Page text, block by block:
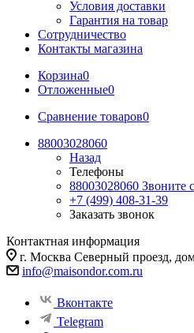
Условия доставки
Гарантия на товар
Сотрудничество
Контакты магазина
Корзина0
Отложенные0
Сравнение товаров0
88003028060
Назад
Телефоны
88003028060 Звоните
+7 (499) 408-31-39
Заказать звонок
Контактная информация
г. Москва Северный проезд,
info@maisondor.com.ru
Вконтакте
Telegram